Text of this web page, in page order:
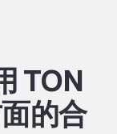
TON
的合